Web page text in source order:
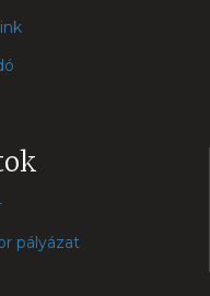
pályázat